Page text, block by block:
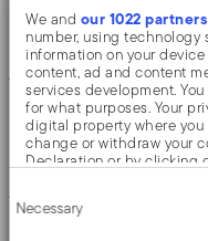
We and our 1022 partners
number, using technology
information on your
content, ad and content
services development.
for what purposes. Your
digital property where you
change or withdraw your
Declaration or by clicking
Collect
Selection
Necessary
X6
Jungle
Ensemble de couverts 30 pièces
ACIER INOX
MIRROR PVD 2BLACK +